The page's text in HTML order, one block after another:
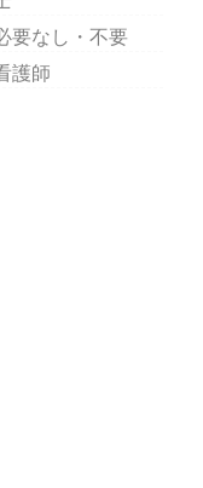
要なし・不要
護師